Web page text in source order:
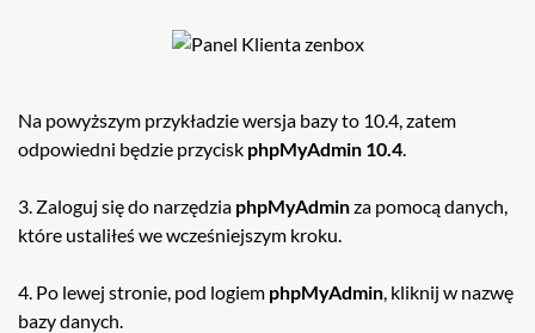
Na powyższym przykładzie wersja bazy to 10.4, zatem
odpowiedni będzie przycisk phpMyAdmin 10.4.
3. Zaloguj się do narzędzia phpMyAdminza pomocą danych,
które ustaliłeś we wcześniejszym kroku.
4. Po lewej stronie, pod logiem phpMyAdmin, kliknij w nazwę
bazy danych.